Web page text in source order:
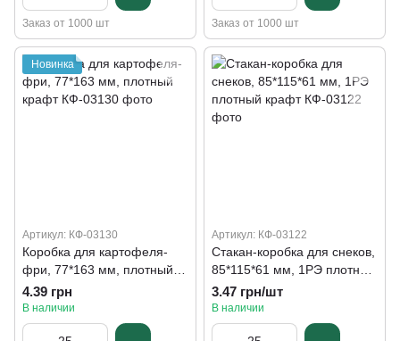
Заказ от 1000 шт Заказ от 1000 шт
Новинка
Артикул: КФ-03130
Коробка для картофеля-
фри, 77*163 мм, плотный
крафт
4.39 грн
В наличии
Артикул: КФ-03122
Стакан-коробка для снеков,
85*115*61 мм, 1PЭ плотный
крафт
3.47 грн/шт
В наличии